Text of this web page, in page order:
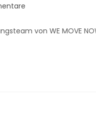
von WE MOVE